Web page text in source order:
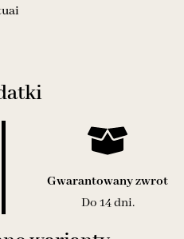
Gwarantowany zwrot
Do 14 dni.